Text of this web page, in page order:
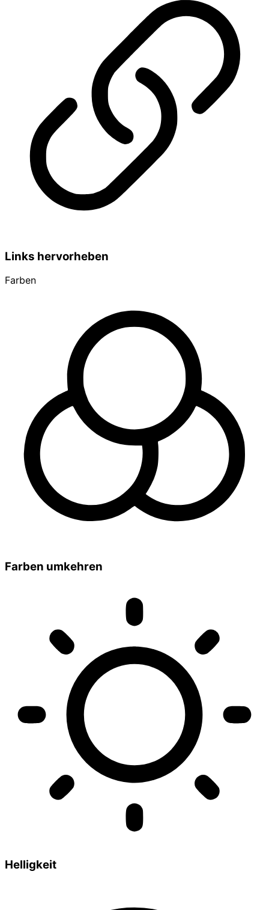
Links hervorheben
Farben
Farben umkehren
Helligkeit